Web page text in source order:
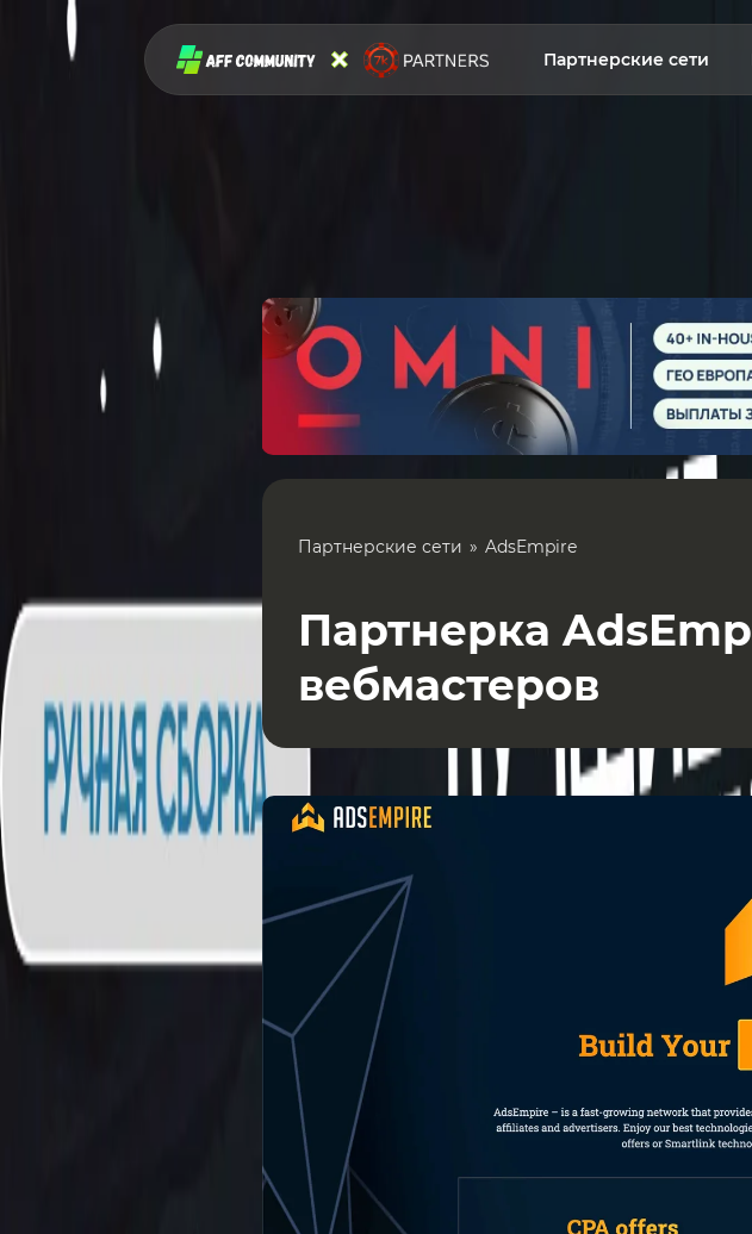
Партнерские сети
Партнерские сети AdsEmpire
Партнерка
вебмастеров